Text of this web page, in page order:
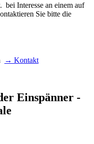
Interesse an einem auf
Sie bitte die
→ Kontakt
Einspänner -